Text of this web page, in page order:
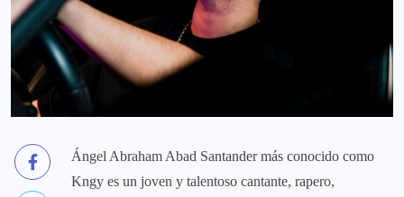
Ángel Abraham Abad Santander más conocido como
Kngy es un joven y talentoso cantante, rapero,